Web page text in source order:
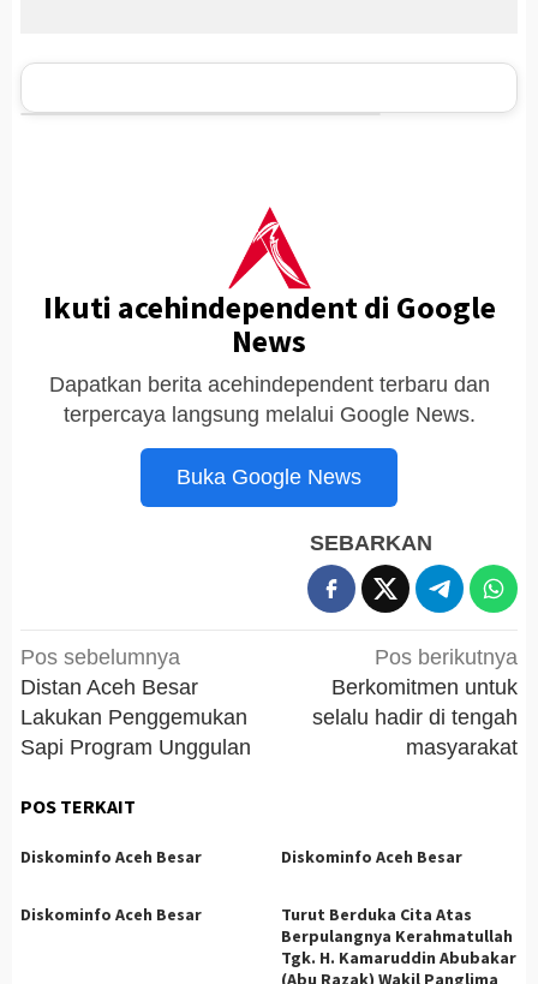
Ikuti acehindependent di Google
News
Dapatkan berita acehindependent terbaru dan
terpercaya langsung melalui Google News.
Buka Google News
SEBARKAN
Navigasi
pos
Pos sebelumnya
Distan Aceh Besar
Lakukan Penggemukan
Sapi Program Unggulan
Pos berikutnya
Berkomitmen untuk
selalu hadir di tengah
masyarakat
POS TERKAIT
Diskominfo Aceh Besar Diskominfo Aceh Besar
Diskominfo Aceh Besar
Turut Berduka Cita Atas
Berpulangnya Kerahmatullah
Tgk. H. Kamaruddin Abubakar
(Abu Razak) Wakil Panglima